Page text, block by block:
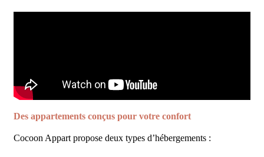
Des appartements conçus pour votre confort
Cocoon Appart propose deux types d’hébergements :